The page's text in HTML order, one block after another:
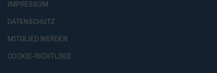
IMPRESSUM
DATENSCHUTZ
MITGLIED WERDEN
COOKIE-RICHTLINIE